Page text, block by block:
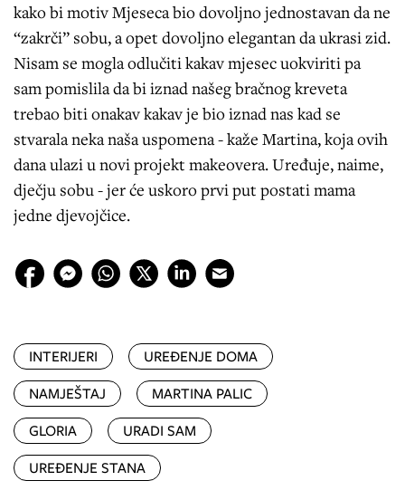
kako bi motiv Mjeseca bio dovoljno jednostavan da ne
“zakrči” sobu, a opet dovoljno elegantan da ukrasi zid.
Nisam se mogla odlučiti kakav mjesec uokviriti pa
sam pomislila da bi iznad našeg bračnog kreveta
trebao biti onakav kakav je bio iznad nas kad se
stvarala neka naša uspomena - kaže Martina, koja ovih
dana ulazi u novi projekt makeovera. Uređuje, naime,
dječju sobu - jer će uskoro prvi put postati mama
jedne djevojčice.
INTERIJERI
UREĐENJE DOMA
NAMJEŠTAJ
MARTINA PALIC
GLORIA
URADI SAM
UREĐENJE STANA